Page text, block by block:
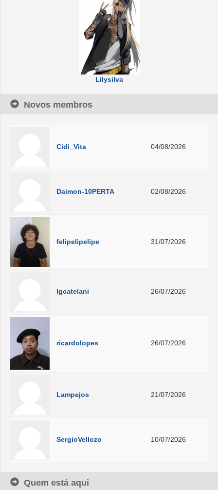
Lilysilva
Novos membros
Cidi_Vita 04/08/2026
Daimon-10PERTA 02/08/2026
felipelipelipe 31/07/2026
lgcatelani 26/07/2026
ricardolopes 26/07/2026
Lampejos 21/07/2026
SergioVellozo 10/07/2026
Quem está aqui